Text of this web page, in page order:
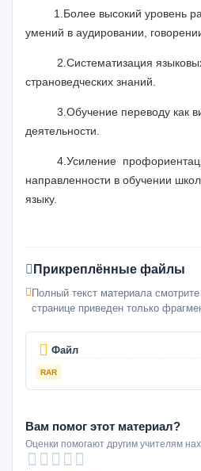
1.Более высокий уровень
умений в аудировании,
2.Систематизация
страноведческих знаний.
3.Обучение переводу как
деятельности.
4.Усиление
направленности в обучении
языку.
Прикреплённые файлы
Полный текст материала
странице приведен только
Файл
RAR
Вам помог этот материал?
Оценки помогают другим учителям